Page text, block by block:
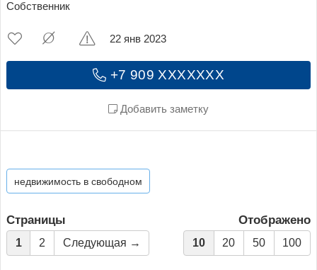
Собственник
+7 909 XXXXXXX
Добавить заметку
22 янв 2023
недвижимость в свободном
Страницы
1 2 Следующая →
Отображено
10 20 50 100